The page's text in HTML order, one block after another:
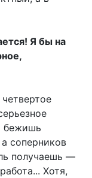
Я бы на
бежишь
соперников
получаешь —
Хотя,